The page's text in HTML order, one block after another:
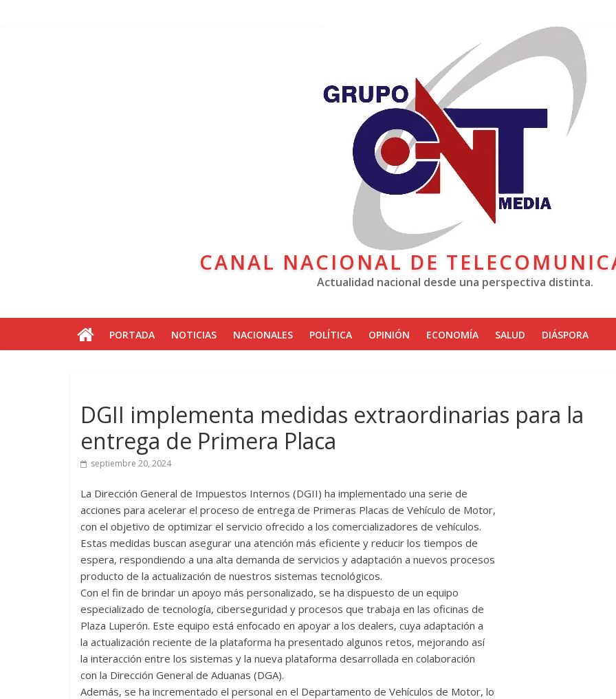
CANAL NACIONAL DE
Actualidad nacional desde una perspectiva distinta.
PORTADA NOTICIAS NACIONALES POLÍTICA OPINIÓN ECONOMÍA SALUD DIÁSPORA
DGII implementa medidas extraordinarias para la
entrega de Primera Placa
septiembre 20, 2024
La Dirección General de Impuestos Internos (DGII) ha implementado una serie de
acciones para acelerar el proceso de entrega de Primeras Placas de Vehículo de Motor,
con el objetivo de optimizar el servicio ofrecido a los comercializadores de vehículos.
Estas medidas buscan asegurar una atención más eficiente y reducir los tiempos de
espera, respondiendo a una alta demanda de servicios y adaptación a nuevos procesos
producto de la actualización de nuestros sistemas tecnológicos.
Con el fin de brindar un apoyo más personalizado, se ha dispuesto de un equipo
especializado de tecnología, ciberseguridad y procesos que trabaja en las oficinas de
Plaza Luperón. Este equipo está enfocado en apoyar a los dealers, cuya adaptación a
la actualización reciente de la plataforma ha presentado algunos retos, mejorando así
la interacción entre los sistemas y la nueva plataforma desarrollada en colaboración
con la Dirección General de Aduanas (DGA).
Además, se ha incrementado el personal en el Departamento de Vehículos de Motor, lo